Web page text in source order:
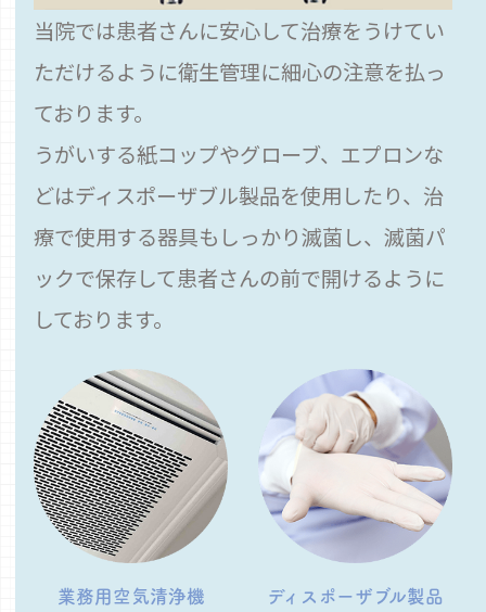
当院では患者さんに安心して治療をうけてい
ただけるように衛生管理に細心の注意を払っ
ております。
うがいする紙コップやグローブ、エプロンな
どはディスポーザブル製品を使用したり、治
療で使用する器具もしっかり滅菌し、滅菌パ
ックで保存して患者さんの前で開けるように
しております。
業務用空気清浄機
ディスポーザブル製品